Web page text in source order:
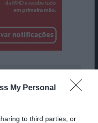
My Personal
to third parties, or
maior problema do